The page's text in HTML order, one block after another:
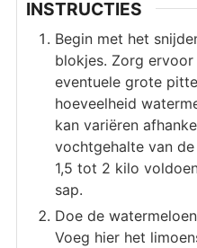
INSTRUCTIES
Begin met het
blokjes. Zorg
eventuele grote
hoeveelheid
kan variëren
vochtgehalte van
1,5 tot 2 kilo
sap.
Doe de
Voeg hier het